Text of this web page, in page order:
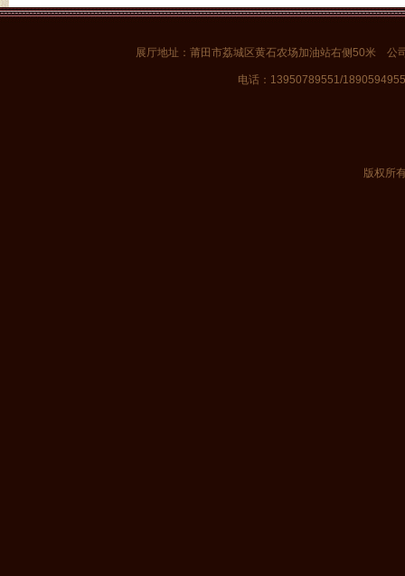
展厅地址：莆田市荔城区黄石农场加油站右侧50米 公
电话：13950789551/
版权所